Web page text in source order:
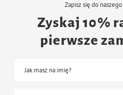
Zapisz się do
Zyskaj 10%
pierwsze
Jak masz na imię?